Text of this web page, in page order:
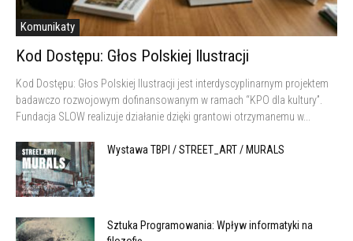
Komunikaty
Kod Dostępu: Głos Polskiej Ilustracji
Kod Dostępu: Głos Polskiej Ilustracji jest interdyscyplinarnym projektem
badawczo rozwojowym dofinansowanym w ramach “KPO dla kultury”.
Fundacja SLOW realizuje działanie dzięki grantowi otrzymanemu w...
Wystawa TBPI / STREET_ART / MURALS
Sztuka Programowania: Wpływ informatyki na